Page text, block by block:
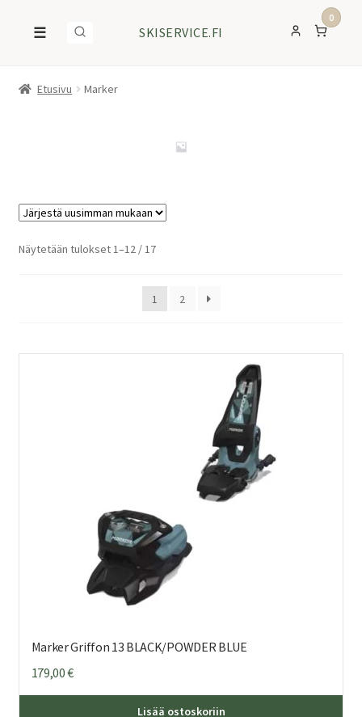
☰ SKISERVICE.FI
0
Etusivu Marker
Näytetään tulokset 1–12 / 17Sorted
latest
1
2
Marker Griffon 13 BLACK/POWDER BLUE
179,00€
Lisää ostoskoriin